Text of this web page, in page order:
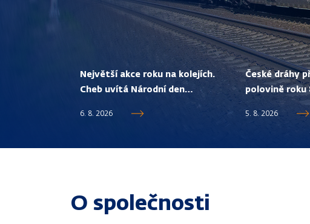
Největší akce roku na kolejích.
Cheb uvítá Národní den
6. 8. 2026
České dráhy
polovině roku
cestujících,
5. 8. 2026
O společnosti